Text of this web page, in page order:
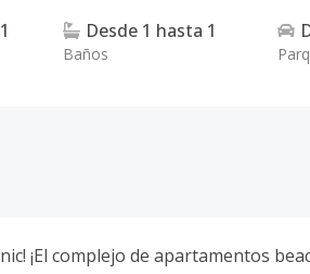
1 Desde 1 hasta 1
Baños
¡El complejo de apartamentos